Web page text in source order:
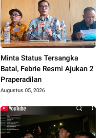
Minta Status Tersangka
Batal, Febrie Resmi Ajukan 2
Praperadilan
Augustus 05, 2026